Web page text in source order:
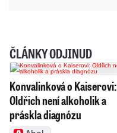
ČLÁNKY ODJINUD
Konvalinková o Kaiserovi:
Oldřich není alkoholik a
práskla diagnózu